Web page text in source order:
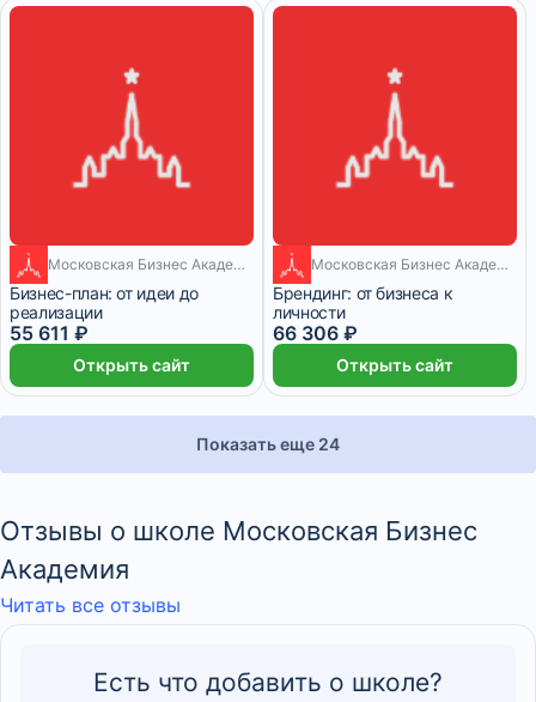
1 месяц Московская Бизнес Академия
Бизнес-план: от идеи до
реализации
55 611 ₽
Открыть сайт
1 месяц Московская Бизнес Академия
Брендинг: от бизнеса к
личности
66 306 ₽
Открыть сайт
Показать еще 24
Отзывы о школе Московская Бизнес
Академия
Читать все отзывы
Есть что добавить о школе?